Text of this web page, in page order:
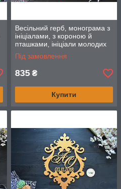
Весільний герб, монограма з
ініціалами, з короною й
пташками, ініціали молодих
молодих
Під замовлення
835 ₴
Купити